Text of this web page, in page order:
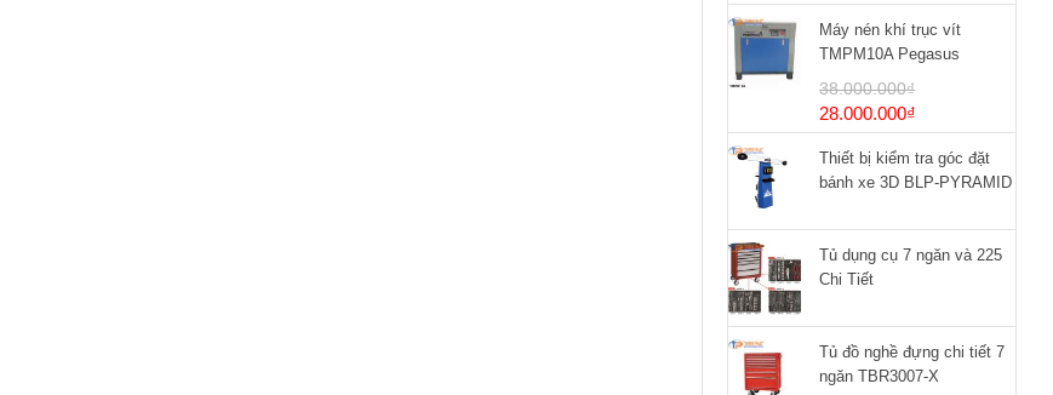
Máy nén khí trục vít
TMPM10A Pegasus
38.000.000₫
Giá
gốc
là:
38.000.000₫.
28.000.000₫
hiện
tại
là:
Thiết bị kiểm tra góc đặt
bánh xe 3D BLP-PYRAMID
Tủ dụng cụ 7 ngăn và 225
Chi Tiết
Tủ đồ nghề đựng chi tiết 7
ngăn TBR3007-X